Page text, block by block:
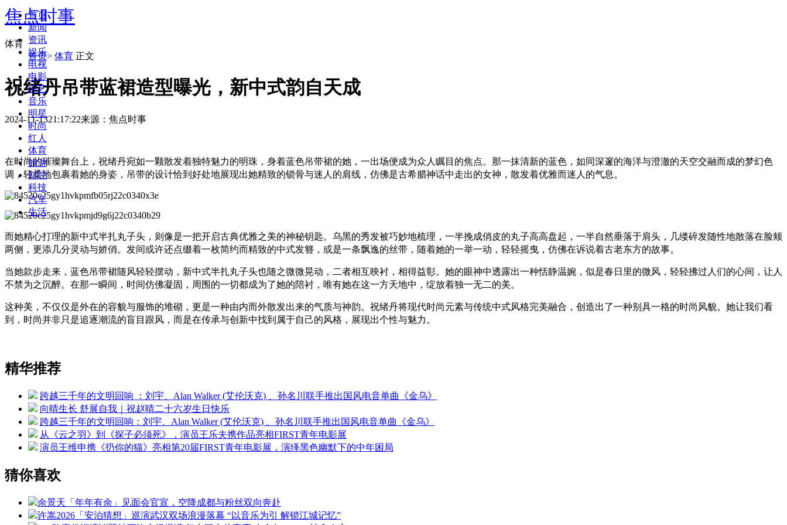
首页
新闻
资讯
娱乐
电视
电影
综艺
音乐
明星
时尚
红人
体育
旅游
财经
科技
汽车
生活
焦点时事
体育
首页> 体育 正文
祝绪丹吊带蓝裙造型曝光，新中式韵自天成
2024-11-1321:17:22来源： 焦点时事
在时尚的璀璨舞台上，祝绪丹宛如一颗散发着独特魅力的明珠，身着蓝色吊带裙的她，一出场便成为众人瞩目的焦点。那一抹清新的蓝色，如同深邃的海洋与澄澈的天空交融而成的梦幻色
调，轻柔地包裹着她的身姿，吊带的设计恰到好处地展现出她精致的锁骨与迷人的肩线，仿佛是古希腊神话中走出的女神，散发着优雅而迷人的气息。
而她精心打理的新中式半扎丸子头，则像是一把开启古典优雅之美的神秘钥匙。乌黑的秀发被巧妙地梳理，一半挽成俏皮的丸子高高盘起，一半自然垂落于肩头，几缕碎发随性地散落在脸颊
两侧，更添几分灵动与娇俏。发间或许还点缀着一枚简约而精致的中式发簪，或是一条飘逸的丝带，随着她的一举一动，轻轻摇曳，仿佛在诉说着古老东方的故事。
当她款步走来，蓝色吊带裙随风轻轻摆动，新中式半扎丸子头也随之微微晃动，二者相互映衬，相得益彰。她的眼神中透露出一种恬静温婉，似是春日里的微风，轻轻拂过人们的心间，让人
不禁为之沉醉。在那一瞬间，时间仿佛凝固，周围的一切都成为了她的陪衬，唯有她在这一方天地中，绽放着独一无二的美。
这种美，不仅仅是外在的容貌与服饰的堆砌，更是一种由内而外散发出来的气质与神韵。祝绪丹将现代时尚元素与传统中式风格完美融合，创造出了一种别具一格的时尚风貌。她让我们看
到，时尚并非只是追逐潮流的盲目跟风，而是在传承与创新中找到属于自己的风格，展现出个性与魅力。
精华推荐
跨越三千年的文明回响 ：刘宇、Alan Walker (艾伦沃克) 、孙名川联手推出国风电音单曲《金乌》
向晴生长 舒展自我｜祝赵晴二十六岁生日快乐
跨越三千年的文明回响：刘宇、Alan Walker (艾伦沃克) 、孙名川联手推出国风电音单曲《金乌》
从《云之羽》到《探子必须死》，演员王乐夫携作品亮相FIRST青年电影展
演员王维申携《扔你的猫》亮相第20届FIRST青年电影展，演绎黑色幽默下的中年困局
猜你喜欢
余景天「年年有余」见面会官宣，空降成都与粉丝双向奔赴
许嵩2026「安泊猜想」巡演武汉双场浪漫落幕 “以音乐为引 解锁江城记忆”